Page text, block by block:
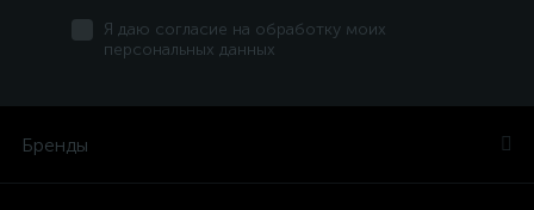
Я даю согласие на обработку моих
персональных данных
Бренды